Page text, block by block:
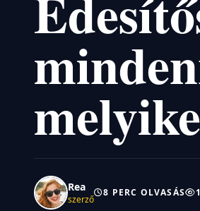
Rea
szerző
8 PERC OLVASÁS